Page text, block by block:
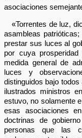
asociaciones
«Torrentes de luz,
asambleas
prestar sus luces al
por cuya
medida general de
luces y
distinguidos bajo
ilustrados ministros
estuvo, no solamente
esas asociaciones
doctrinas de
personas que las